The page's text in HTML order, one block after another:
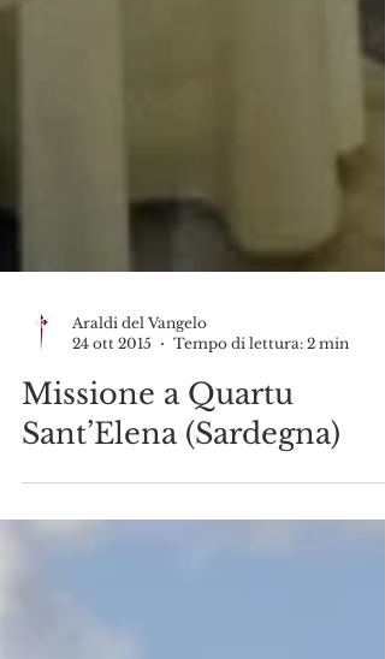
Araldi del Vangelo
24 ott 2015
Tempo di lettura: 2 min
Missione a Quartu
Sant’Elena (Sardegna)